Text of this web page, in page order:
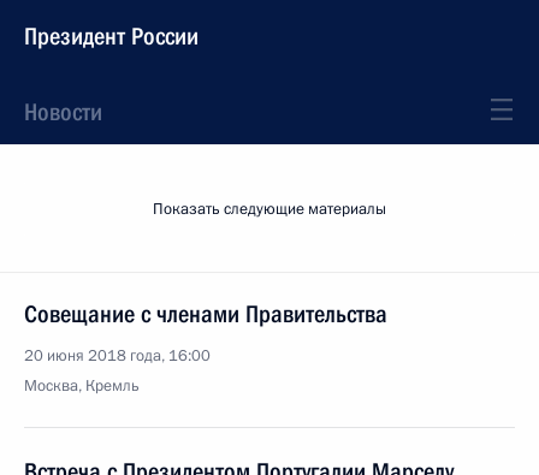
Президент России
Новости
Показать следующие материалы
Совещание с членами Правительства
20 июня 2018 года, 16:00
Москва, Кремль